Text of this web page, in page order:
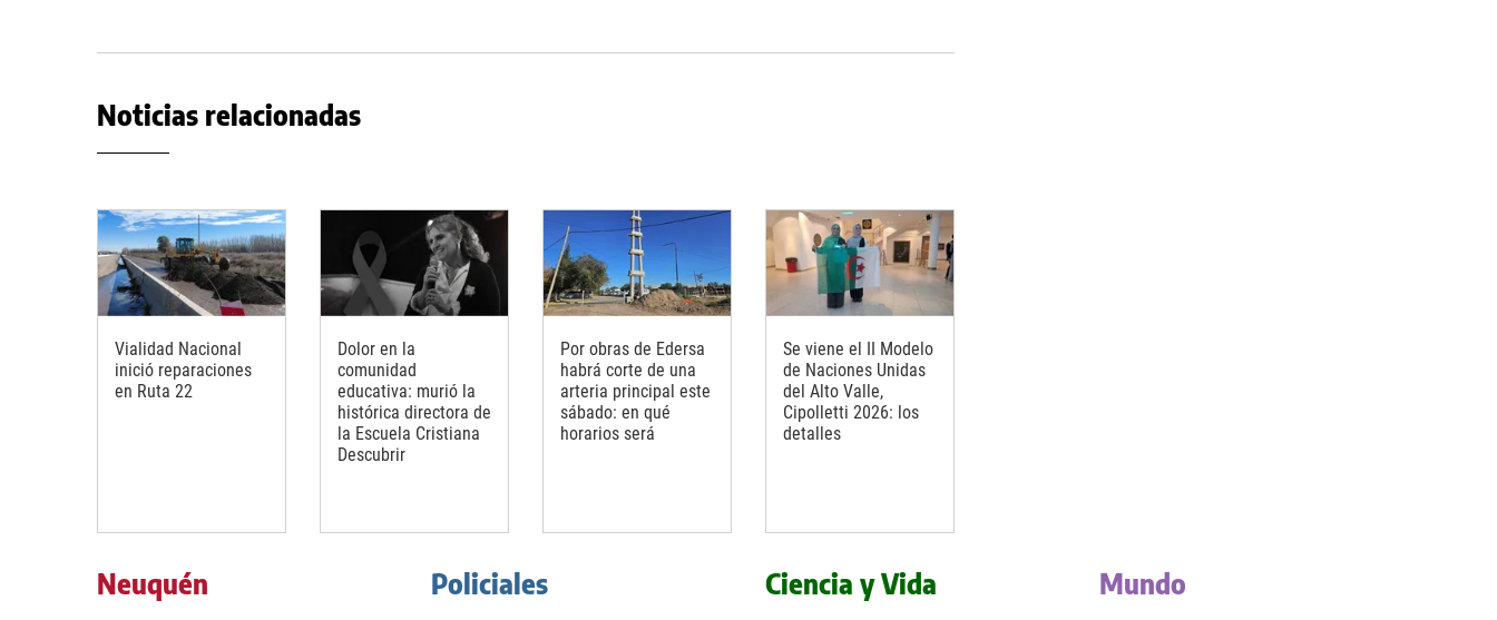
Noticias relacionadas
Vialidad Nacional
inició reparaciones
en Ruta 22
Dolor en la
comunidad
educativa: murió la
histórica directora de
la Escuela Cristiana
Descubrir
Por obras de Edersa
habrá corte de una
arteria principal este
sábado: en qué
horarios será
Se viene el II Modelo
de Naciones Unidas
del Alto Valle,
Cipolletti 2026: los
detalles
Neuquén Policiales Ciencia y Vida Mundo